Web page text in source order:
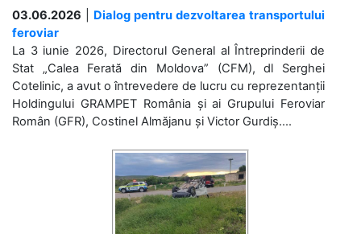
03.06.2026
Dialog pentru dezvoltarea transportului
feroviar
La 3 iunie 2026, Directorul General al Întreprinderii de
Stat „Calea Ferată din Moldova” (CFM), dl Serghei
Cotelinic, a avut o întrevedere de lucru cu reprezentanții
Holdingului GRAMPET România și ai Grupului Feroviar
Român (GFR), Costinel Almăjanu și Victor Gurdiș....